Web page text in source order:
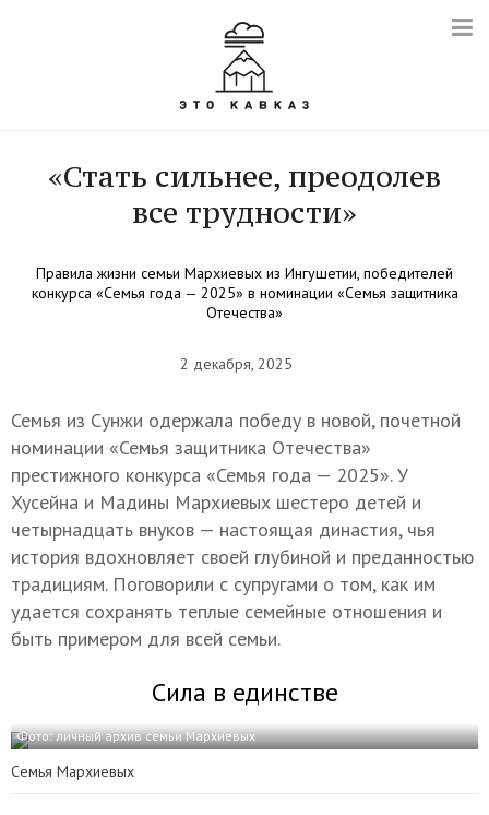
«Стать сильнее, преодолев
все трудности»
Правила жизни семьи Мархиевых из Ингушетии, победителей
конкурса «Семья года — 2025» в номинации «Семья защитника
Отечества»
2 декабря, 2025
Семья из Сунжи одержала победу в новой, почетной
номинации «Семья защитника Отечества»
престижного конкурса «Семья года — 2025». У
Хусейна и Мадины Мархиевых шестеро детей и
четырнадцать внуков — настоящая династия, чья
история вдохновляет своей глубиной и преданностью
традициям. Поговорили с супругами о том, как им
удается сохранять теплые семейные отношения и
быть примером для всей семьи.
Сила в единстве
Фото: личный архив семьи Мархиевых
Семья Мархиевых